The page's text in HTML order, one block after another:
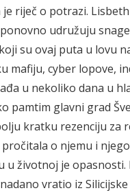
je riječ o potrazi.
udružuju
su ovaj puta u lovu
mafiju, cyber lopove,
u nekoliko dana u
pamtim glavni grad
kratku rezenciju za
o njemu i
u životnoj je opasnosti.
vratio iz